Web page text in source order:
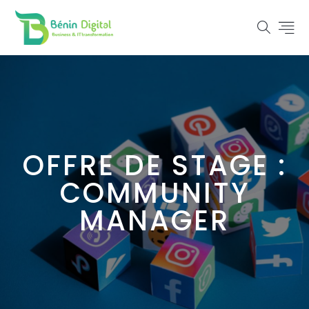
OFFRE DE STAGE :
COMMUNITY
MANAGER